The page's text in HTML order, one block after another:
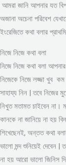
আমরা জানি আপনার যত
অজানা অচেনা পরিবেশ
ইংরেজিতে কথা বলার
নিজে নিজে কথা বলা
নিজে নিজে কথা বলা
নিজেকে নিজে লজ্জা খুব
সাহায্য নিন | তবে নিজের
নিখুত মতামত চাইবেন
কানকে না জানিয়ে না হয়
শিখেছেনই, অন্তত কথা
ভালো মন্দ শুনিয়েই দেবেন |
না হয় আরো ভালো জিনিস